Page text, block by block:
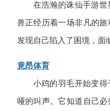
在浩瀚的诛仙手游世
兽正经历着一场非凡的
发现自己陷入了困境，面
意昂体育
小鸡的羽毛开始变
哑的叫声。它知道自己